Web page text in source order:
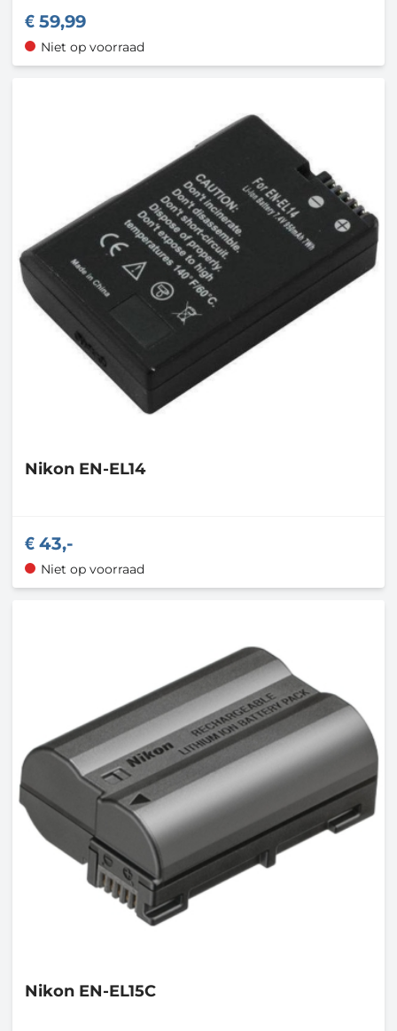
59,99
Niet op voorraad
Nikon EN-EL14
43,-
Niet op voorraad
Nikon EN-EL15C